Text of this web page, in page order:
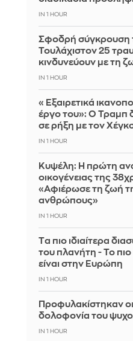
IN 1 HOUR
Σφοδρή σύγκρουση
Τουλάχιστον 25
κινδυνεύουν με τη
IN 1 HOUR
«Εξαιρετικά
έργο του»: Ο Τραμπ
σε ρήξη με τον
IN 1 HOUR
Κυψέλη: Η πρώτη
οικογένειας της
«Αφιέρωσε τη ζωή
ανθρώπους»
IN 1 HOUR
Tα πιο ιδιαίτερα
του πλανήτη - Το
είναι στην Ευρώπη
IN 1 HOUR
Προφυλακίστηκαν οι
δολοφονία του
IN 1 HOUR